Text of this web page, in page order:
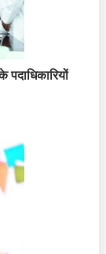
पदाधिकारियों